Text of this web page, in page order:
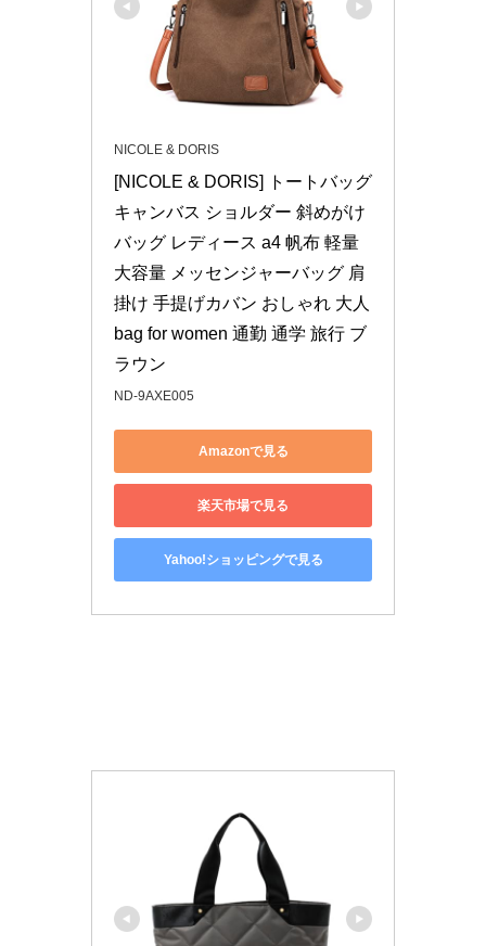
NICOLE & DORIS
[NICOLE & DORIS] トートバッグ
キャンバス ショルダー 斜めがけ
バッグ レディース a4 帆布 軽量
大容量 メッセンジャーバッグ 肩
掛け 手提げカバン おしゃれ 大人
bag for women 通勤 通学 旅行 ブ
ラウン
ND-9AXE005
Amazonで見る
楽天市場で見る
Yahoo!ショッピングで見る